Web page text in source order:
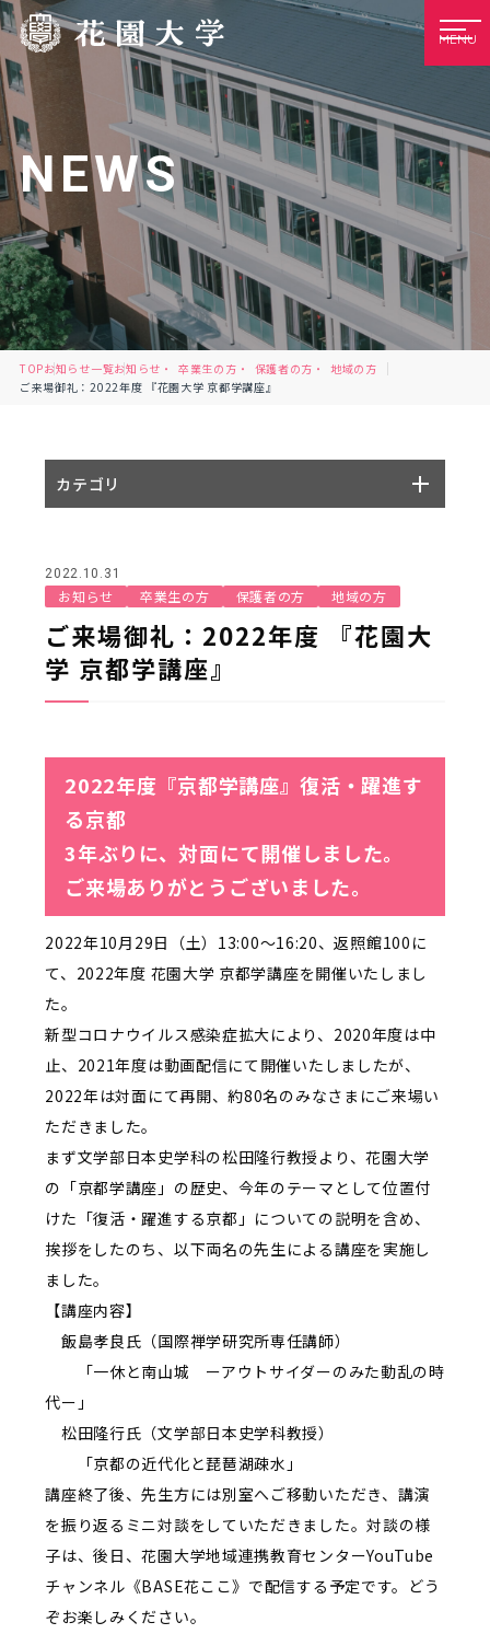
MENU
NEWS
TOPお知らせ一覧お知らせ 卒業生の方 保護者の方
地域の方
ご来場御礼：2022年度 『花園大学 京都学講座』
2022.10.31
お知らせ 卒業生の方 保護者の方 地域の方
ご来場御礼：2022年度 『花園大
学 京都学講座』
2022年度『京都学講座』復活・躍進す
る京都
3年ぶりに、対面にて開催しました。
ご来場ありがとうございました。
2022年10月29日（土）13:00～16:20、返照館100に
て、2022年度 花園大学 京都学講座を開催いたしまし
た。
新型コロナウイルス感染症拡大により、2020年度は中
止、2021年度は動画配信にて開催いたしましたが、
2022年は対面にて再開、約80名のみなさまにご来場い
ただきました。
まず文学部日本史学科の松田隆行教授より、花園大学
の「京都学講座」の歴史、今年のテーマとして位置付
けた「復活・躍進する京都」についての説明を含め、
挨拶をしたのち、以下両名の先生による講座を実施し
ました。
【講座内容】
飯島孝良氏（国際禅学研究所専任講師）
「一休と南山城 ーアウトサイダーのみた動乱の時
代ー」
松田隆行氏（文学部日本史学科教授）
「京都の近代化と琵琶湖疎水」
講座終了後、先生方には別室へご移動いただき、講演
を振り返るミニ対談をしていただきました。対談の様
子は、後日、花園大学地域連携教育センターYouTube
チャンネル《BASE花ここ》で配信する予定です。どう
ぞお楽しみください。
カテゴリ